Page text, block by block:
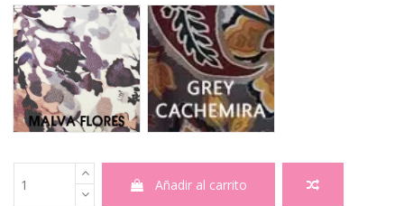
Malva Flores 035 GREY CACHEMIRA
Añadir al carrito